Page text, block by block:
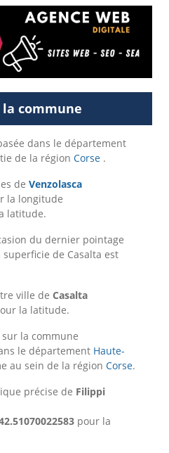
commune
dans le département
de la région Corse .
de Venzolasca
la longitude
latitude.
du dernier pointage
de Casalta est
ville de Casalta
la latitude.
sur la commune
le département Haute-
au sein de la région Corse.
précise de Filippi
pour la